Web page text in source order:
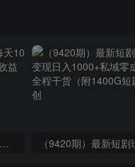
拼多多虚拟爆单打法2.0，每天10分钟，月产5000+，从0到1赚收益教程